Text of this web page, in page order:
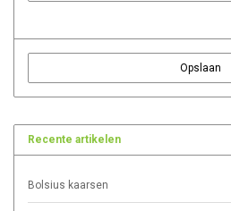
Opslaan
Recente artikelen
Bolsius kaarsen